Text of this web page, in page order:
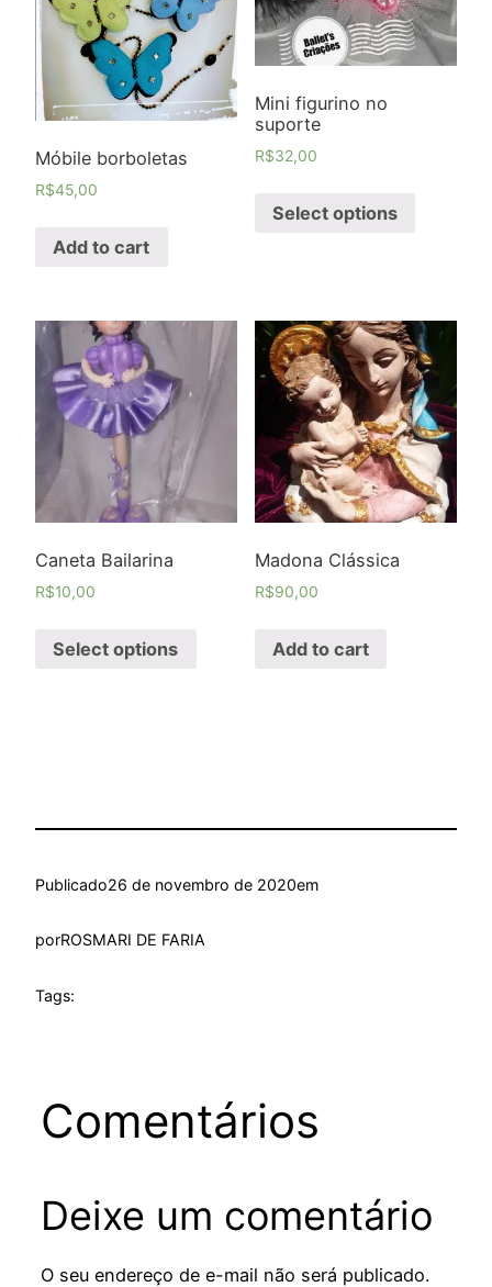
Móbile borboletas
R$45,00
Add to cart
Mini figurino no
suporte
R$32,00
Select options
Caneta Bailarina
R$10,00
Select options
Madona Clássica
R$90,00
Add to cart
Publicado26 de novembro de 2020em
porROSMARI DE FARIA
Tags:
Comentários
Deixe um comentário
O seu endereço de e-mail não será publicado.